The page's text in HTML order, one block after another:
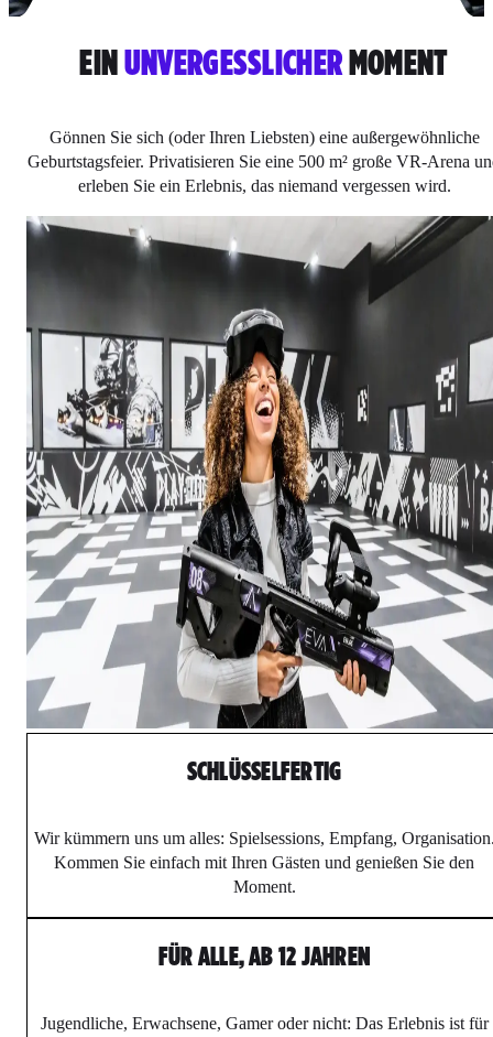
EINUNVERGESSLICHERMOMENT
Gönnen Sie sich (oder Ihren Liebsten) eine außergewöhnliche
Geburtstagsfeier. Privatisieren Sie eine 500 m² große VR-Arena
erleben Sie ein Erlebnis, das niemand vergessen wird.
SCHLÜSSELFERTIG
Wir kümmern uns um alles: Spielsessions, Empfang,
Kommen Sie einfach mit Ihren Gästen und genießen Sie den
Moment.
FÜR ALLE, AB 12 JAHREN
Jugendliche, Erwachsene, Gamer oder nicht: Das Erlebnis ist für